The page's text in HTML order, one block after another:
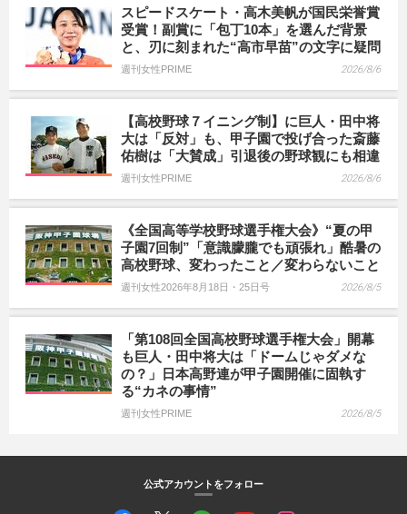
スピードスケート・高木美帆が国民栄誉賞
受賞！副賞に「包丁10本」を選んだ背景
と、刃に刻まれた“高市早苗”の文字に疑問
週刊女性PRIME 2026/8/6
【高校野球７イニング制】に巨人・田中将
大は「反対」も、甲子園で投げ合った斎藤
佑樹は「大賛成」引退後の野球観にも相違
週刊女性PRIME 2026/8/6
《全国高等学校野球選手権大会》“夏の甲
子園7回制”「意識朦朧でも頑張れ」酷暑の
高校野球、変わったこと／変わらないこと
週刊女性2026年8月18日・25日号 2026/8/5
「第108回全国高校野球選手権大会」開幕
も巨人・田中将大は「ドームじゃダメな
の？」日本高野連が甲子園開催に固執す
る“カネの事情”
週刊女性PRIME 2026/8/5
公式アカウントをフォロー